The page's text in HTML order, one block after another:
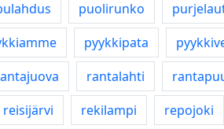
puolirunko
pyykkipata
rantalahti
reisijärvi rekilampi repojoki